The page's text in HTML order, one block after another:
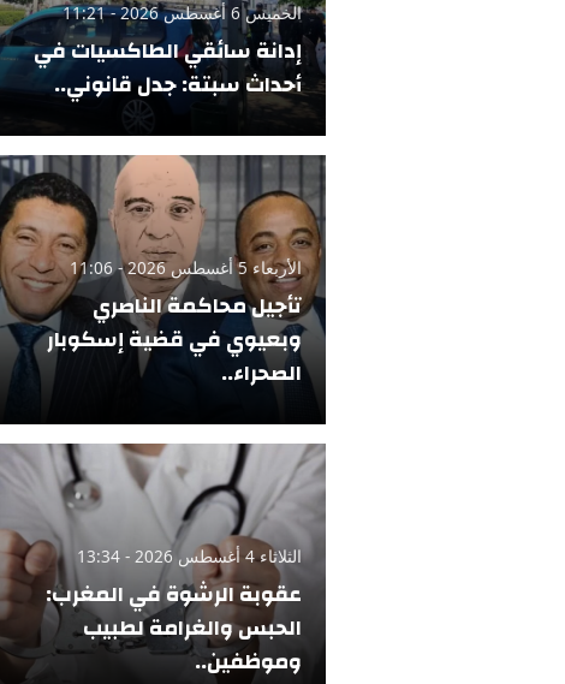
الخميس 6 أغسطس 2026 - 11:21
إدانة سائقي الطاكسيات في
أحداث سبتة: جدل قانوني..
الأربعاء 5 أغسطس 2026 - 11:06
تأجيل محاكمة الناصري
وبعيوي في قضية إسكوبار
الصحراء..
الثلاثاء 4 أغسطس 2026 - 13:34
عقوبة الرشوة في المغرب:
الحبس والغرامة لطبيب
وموظفين..